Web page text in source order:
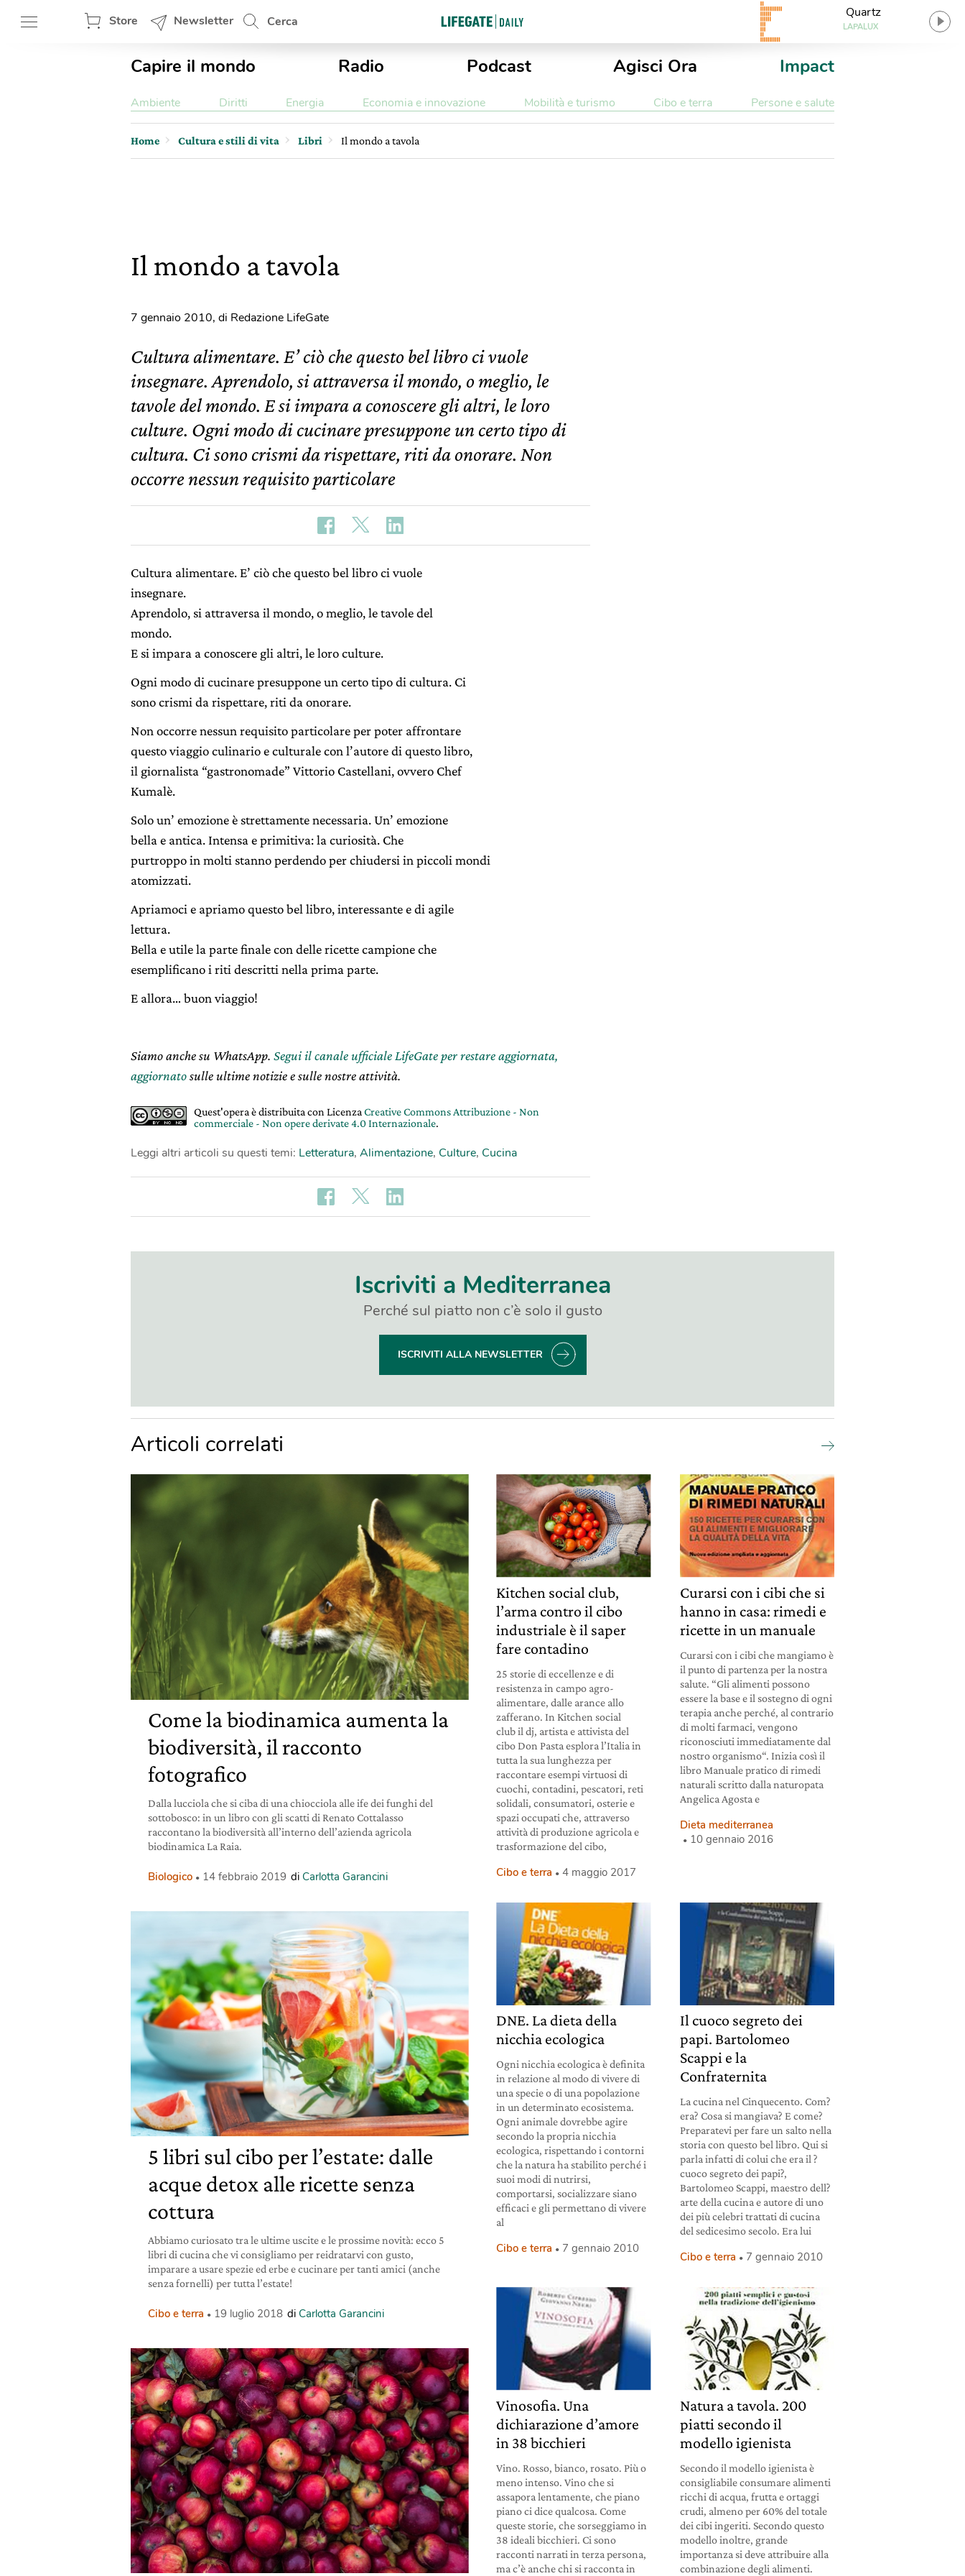
Store Newsletter Cerca
Quartz
LAPALUX
Capire il mondo Radio Podcast Agisci Ora Impact
Ambiente Diritti Energia Economia e innovazione Mobilità e turismo Cibo e terra Persone e salute
Home Cultura e stili di vita Libri Il mondo a tavola
Il mondo a tavola
7 gennaio 2010, di Redazione LifeGate
Cultura alimentare. E’ ciò che questo bel libro ci vuole
insegnare. Aprendolo, si attraversa il mondo, o meglio, le
tavole del mondo. E si impara a conoscere gli altri, le loro
culture. Ogni modo di cucinare presuppone un certo tipo di
cultura. Ci sono crismi da rispettare, riti da onorare. Non
occorre nessun requisito particolare
Cultura alimentare. E’ ciò che questo bel libro ci vuole
insegnare.
Aprendolo, si attraversa il mondo, o meglio, le tavole del
mondo.
E si impara a conoscere gli altri, le loro culture.
Ogni modo di cucinare presuppone un certo tipo di cultura. Ci
sono crismi da rispettare, riti da onorare.
Non occorre nessun requisito particolare per poter affrontare
questo viaggio culinario e culturale con l’autore di questo libro,
il giornalista “gastronomade” Vittorio Castellani, ovvero Chef
Kumalè.
Solo un’ emozione è strettamente necessaria. Un’ emozione
bella e antica. Intensa e primitiva: la curiosità. Che
purtroppo in molti stanno perdendo per chiudersi in piccoli mondi
atomizzati.
Apriamoci e apriamo questo bel libro, interessante e di agile
lettura.
Bella e utile la parte finale con delle ricette campione che
esemplificano i riti descritti nella prima parte.
E allora… buon viaggio!
Siamo anche su WhatsApp. Segui il canale ufficiale LifeGate per restare aggiornata,
aggiornatosulle ultime notizie e sulle nostre attività.
Quest'opera è distribuita con Licenza Creative Commons Attribuzione - Non
commerciale - Non opere derivate 4.0 Internazionale.
Leggi altri articoli su questi temi: Letteratura, Alimentazione, Culture, Cucina
Iscriviti a Mediterranea
Perché sul piatto non c’è solo il gusto
ISCRIVITI ALLA NEWSLETTER
Articoli correlati
Come la biodinamica aumenta la
biodiversità, il racconto
fotografico
Dalla lucciola che si ciba di una chiocciola alle ife dei funghi del
sottobosco: in un libro con gli scatti di Renato Cottalasso
raccontano la biodiversità all’interno dell’azienda agricola
biodinamica La Raia.
Biologico 14 febbraio 2019 di Carlotta Garancini
5 libri sul cibo per l’estate: dalle
acque detox alle ricette senza
cottura
Abbiamo curiosato tra le ultime uscite e le prossime novità: ecco 5
libri di cucina che vi consigliamo per reidratarvi con gusto,
imparare a usare spezie ed erbe e cucinare per tanti amici (anche
senza fornelli) per tutta l’estate!
Cibo e terra 19 luglio 2018 di Carlotta Garancini
Kitchen social club,
l’arma contro il cibo
industriale è il saper
fare contadino
25 storie di eccellenze e di
resistenza in campo agro-
alimentare, dalle arance allo
zafferano. In Kitchen social
club il dj, artista e attivista del
cibo Don Pasta esplora l’Italia in
tutta la sua lunghezza per
raccontare esempi virtuosi di
cuochi, contadini, pescatori, reti
solidali, consumatori, osterie e
spazi occupati che, attraverso
attività di produzione agricola e
trasformazione del cibo,
Cibo e terra 4 maggio 2017
Curarsi con i cibi che si
hanno in casa: rimedi e
ricette in un manuale
Curarsi con i cibi che mangiamo è
il punto di partenza per la nostra
salute. “Gli alimenti possono
essere la base e il sostegno di ogni
terapia anche perché, al contrario
di molti farmaci, vengono
riconosciuti immediatamente dal
nostro organismo“. Inizia così il
libro Manuale pratico di rimedi
naturali scritto dalla naturopata
Angelica Agosta e
Dieta mediterranea
10 gennaio 2016
DNE. La dieta della
nicchia ecologica
Ogni nicchia ecologica è definita
in relazione al modo di vivere di
una specie o di una popolazione
in un determinato ecosistema.
Ogni animale dovrebbe agire
secondo la propria nicchia
ecologica, rispettando i contorni
che la natura ha stabilito perché i
suoi modi di nutrirsi,
comportarsi, socializzare siano
efficaci e gli permettano di vivere
al
Cibo e terra 7 gennaio 2010
Il cuoco segreto dei
papi. Bartolomeo
Scappi e la
Confraternita
La cucina nel Cinquecento. Com?
era? Cosa si mangiava? E come?
Preparatevi per fare un salto nella
storia con questo bel libro. Qui si
parla infatti di colui che era il ?
cuoco segreto dei papi?,
Bartolomeo Scappi, maestro dell?
arte della cucina e autore di uno
dei più celebri trattati di cucina
del sedicesimo secolo. Era lui
Cibo e terra 7 gennaio 2010
Vinosofia. Una
dichiarazione d’amore
in 38 bicchieri
Vino. Rosso, bianco, rosato. Più o
meno intenso. Vino che si
assapora lentamente, che piano
piano ci dice qualcosa. Come
queste storie, che sorseggiamo in
38 ideali bicchieri. Ci sono
racconti narrati in terza persona,
ma c’è anche chi si racconta in
Natura a tavola. 200
piatti secondo il
modello igienista
Secondo il modello igienista è
consigliabile consumare alimenti
ricchi di acqua, frutta e ortaggi
crudi, almeno per 60% del totale
dei cibi ingeriti. Secondo questo
modello inoltre, grande
importanza si deve attribuire alla
combinazione degli alimenti.